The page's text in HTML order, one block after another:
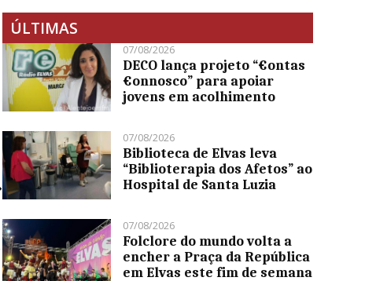
ÚLTIMAS
07/08/2026
DECO lança projeto “€ontas
€onnosco” para apoiar
jovens em acolhimento
07/08/2026
Biblioteca de Elvas leva
“Biblioterapia dos Afetos” ao
Hospital de Santa Luzia
07/08/2026
Folclore do mundo volta a
encher a Praça da República
em Elvas este fim de semana